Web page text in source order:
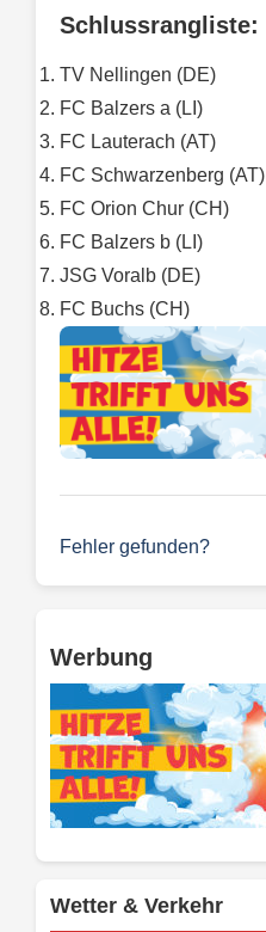
Schlussrangliste:
TV Nellingen (DE)
FC Balzers a (LI)
FC Lauterach (AT)
FC Schwarzenberg (AT)
FC Orion Chur (CH)
FC Balzers b (LI)
JSG Voralb (DE)
FC Buchs (CH)
Fehler gefunden?
Werbung
Wetter & Verkehr